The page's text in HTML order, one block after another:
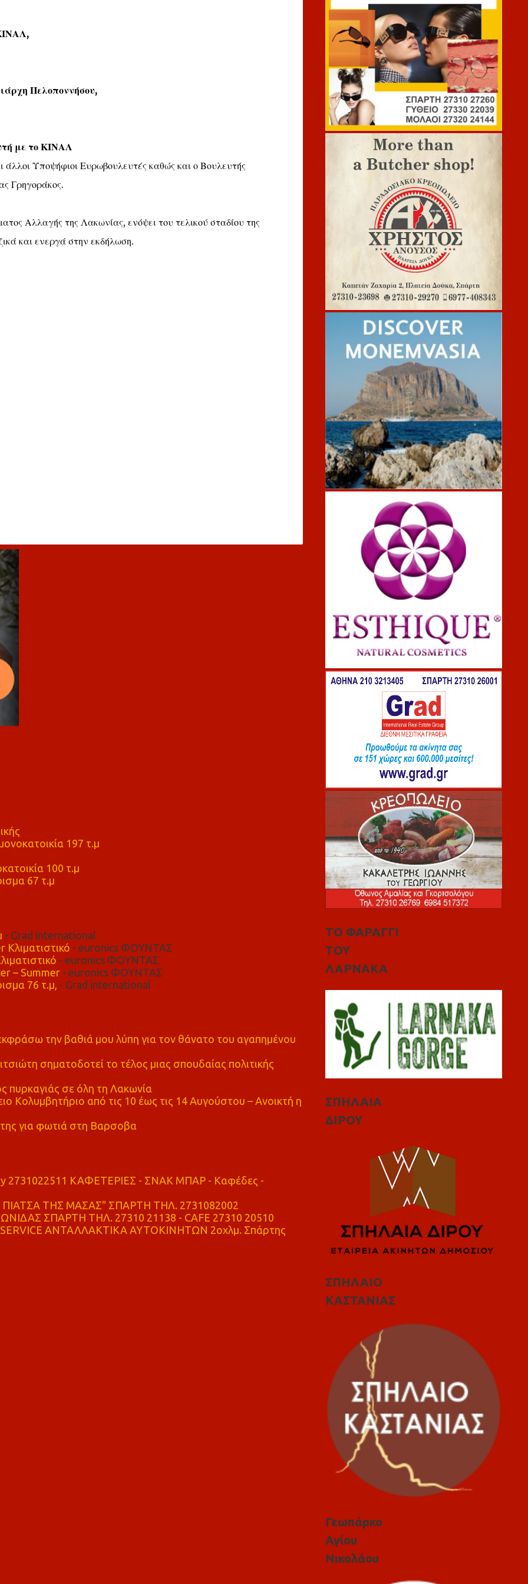
Πελοποννήσου,
με το ΚΙΝΑΛ
Υποψήφιοι Ευρωβουλευτές καθώς και ο Βουλευτής
Γρηγοράκος.
Αλλαγής της Λακωνίας, ενόψει του τελικού σταδίου της
και ενεργά στην εκδήλωση.
197 τ.μ
100 τ.μ
67 τ.μ
- Grad international
- euronics ΦΟΥΝΤΑΣ
- euronics ΦΟΥΝΤΑΣ
– Summer- euronics ΦΟΥΝΤΑΣ
76 τ.μ, - Grad international
την βαθιά μου λύπη για τον θάνατο του αγαπημένου
σηματοδοτεί το τέλος μιας σπουδαίας πολιτικής
πυρκαγιάς σε όλη τη Λακωνία
Κολυμβητήριο από τις 10 έως τις 14 Αυγούστου – Ανοικτή η
για φωτιά στη Βαρσοβα
2731022511 ΚΑΦΕΤΕΡΙΕΣ - ΣΝΑΚ ΜΠΑΡ - Καφέδες -
ΤΗΣ ΜΑΣΑΣ" ΣΠΑΡΤΗ ΤΗΛ. 2731082002
ΣΠΑΡΤΗ ΤΗΛ. 27310 21138 - CAFE 27310 20510
ΑΝΤΑΛΛΑΚΤΙΚΑ ΑΥΤΟΚΙΝΗΤΩΝ 2οχλμ. Σπάρτης
ΤΟ ΦΑΡΑΓΓΙ
ΤΟΥ
ΛΑΡΝΑΚΑ
ΣΠΗΛΑΙΑ
ΔΙΡΟΥ
ΣΠΗΛΑΙΟ
ΚΑΣΤΑΝΙΑΣ
Γεωπάρκο
Αγίου
Νικολάου